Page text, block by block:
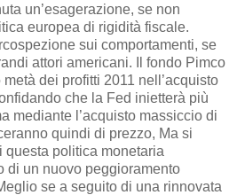
un’esagerazione, se non
europea di rigidità fiscale.
sui comportamenti, se
attori americani. Il fondo Pimco
dei profitti 2011 nell’acquisto
che la Fed inietterà più
mediante l’acquisto massiccio di
quindi di prezzo, Ma si
questa politica monetaria
di un nuovo peggioramento
se a seguito di una rinnovata